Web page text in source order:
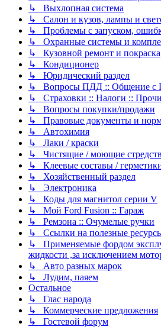
↳ Выхлопная система
↳ Салон и кузов, лампы и
↳ Проблемы с запуском,
↳ Охранные системы и
↳ Кузовной ремонт и покраска
↳ Кондиционер
↳ Юридический раздел
↳ Вопросы ПДД :: Общение с
↳ Страховки :: Налоги ::
↳ Вопросы покупки/продажи
↳ Правовые документы и
↳ Автохимия
↳ Лаки / краски
↳ Чистящие / моющие
↳ Клеевые составы /
↳ Хозяйственный раздел
↳ Электроника
↳ Коды для магнитол серии V
↳ Мой Ford Fusion :: Гараж
↳ Ремзона :: Очумелые ручки
↳ Ссылки на полезные
↳ Применяемые фордом
жидкости ,за исключением
↳ Авто разных марок
↳ Лудим, паяем
Остальное
↳ Глас народа
↳ Коммерческие предложения
↳ Гостевой форум